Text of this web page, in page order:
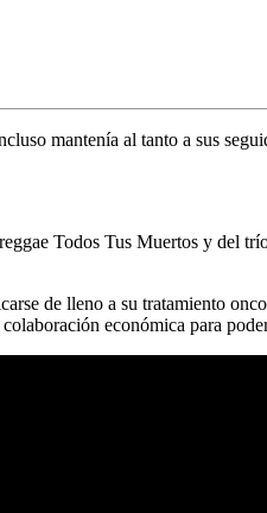
mantenía al tanto a sus
Todos Tus Muertos y del
de lleno a su tratamiento
económica para